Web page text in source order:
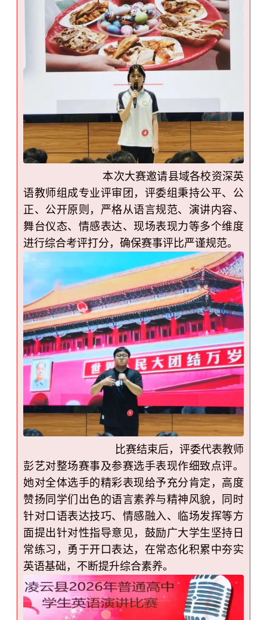
本次大赛邀请县域各校资深英
语教师组成专业评审团，评委组秉持公平、公
正、公开原则，严格从语言规范、演讲内容、
舞台仪态、情感表达、现场表现力等多个维度
进行综合考评打分，确保赛事评比严谨规范。
比赛结束后，评委代表教师
彭艺对整场赛事及参赛选手表现作细致点评。
她对全体选手的精彩表现给予充分肯定，高度
赞扬同学们出色的语言素养与精神风貌，同时
针对口语表达技巧、情感融入、临场发挥等方
面提出针对性指导意见，鼓励广大学生坚持日
常练习，勇于开口表达，在常态化积累中夯实
英语基础，不断提升综合素养。